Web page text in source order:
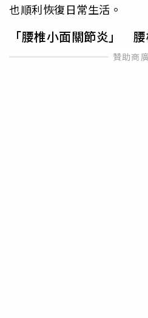
也順利恢復日常生活。
「腰椎小面關節炎」